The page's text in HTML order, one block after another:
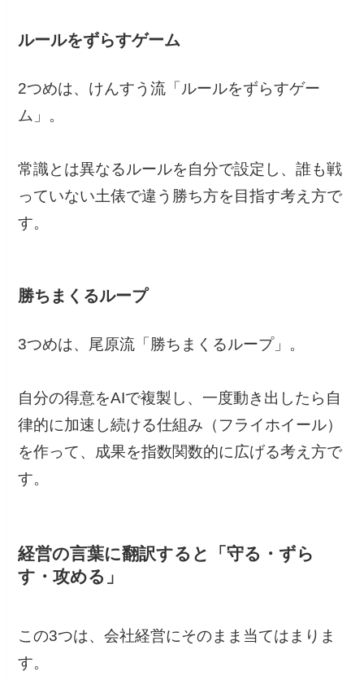
ルールをずらすゲーム
2つめは、けんすう流「ルールをずらすゲー
ム」。
常識とは異なるルールを自分で設定し、誰も戦
っていない土俵で違う勝ち方を目指す考え方で
す。
勝ちまくるループ
3つめは、尾原流「勝ちまくるループ」。
自分の得意をAIで複製し、一度動き出したら自
律的に加速し続ける仕組み（フライホイール）
を作って、成果を指数関数的に広げる考え方で
す。
経営の言葉に翻訳すると「守る・ずら
す・攻める」
この3つは、会社経営にそのまま当てはまりま
す。